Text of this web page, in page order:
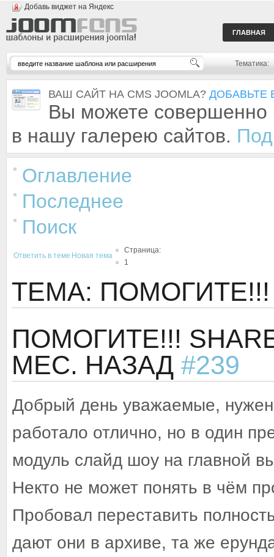
Добавь виджет на Яндекс
ГЛАВНАЯ
Тематика:
ВАШ САЙТ НА CMS JOOMLA? ДОБАВЬТЕ
Вы можете совершенно
в нашу галерею сайтов.
Оглавление
Последнее
Поиск
Ответить в теме Новая тема
Страница:
1
ТЕМА: ПОМОГИТЕ!!!
ПОМОГИТЕ!!!
МЕС. НАЗАД #239
Добрый день уважаемые,
работало отлично, но в один
модуль слайд шоу на главной
Некто не может понять в чём
Пробовал переставить
дают они в архиве, та же